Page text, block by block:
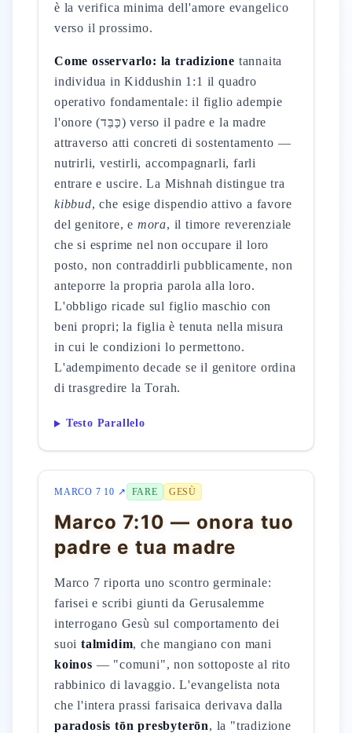
è la verifica minima dell'amore evangelico
verso il prossimo.
Come osservarlo: la tradizione tannaita
individua in Kiddushin 1:1 il quadro
operativo fondamentale: il figlio adempie
l'onore (כַּבֵּד) verso il padre e la madre
attraverso atti concreti di sostentamento —
nutrirli, vestirli, accompagnarli, farli
entrare e uscire. La Mishnah distingue tra
kibbud, che esige dispendio attivo a favore
del genitore, e mora, il timore reverenziale
che si esprime nel non occupare il loro
posto, non contraddirli pubblicamente, non
anteporre la propria parola alla loro.
L'obbligo ricade sul figlio maschio con
beni propri; la figlia è tenuta nella misura
in cui le condizioni lo permettono.
L'adempimento decade se il genitore ordina
di trasgredire la Torah.
Testo Parallelo
MARCO 7 10 ↗ FARE GESÙ
Marco 7:10 — onora tuo
padre e tua madre
Marco 7 riporta uno scontro germinale:
farisei e scribi giunti da Gerusalemme
interrogano Gesù sul comportamento dei
suoi talmidim, che mangiano con mani
koinos — "comuni", non sottoposte al rito
rabbinico di lavaggio. L'evangelista nota
che l'intera prassi farisaica derivava dalla
paradosis tōn presbyterōn, la "tradizione